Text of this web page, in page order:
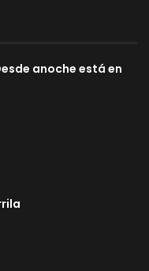
anoche está en